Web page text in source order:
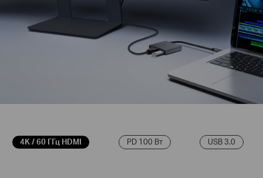
4K / 60 ГГц HDMI PD 100 Вт USB 3.0